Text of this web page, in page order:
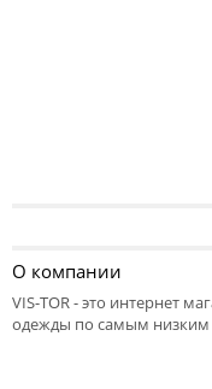
О компании
VIS-TOR - это интернет
одежды по самым